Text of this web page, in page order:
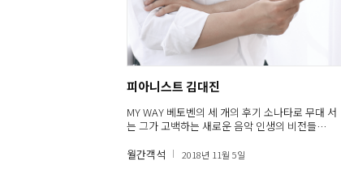
피아니스트 김대진
MY WAY 베토벤의 세 개의 후기 소나타로 무대 서
는 그가 고백하는 새로운 음악 인생의 비전들…
월간객석
2018년 11월 5일